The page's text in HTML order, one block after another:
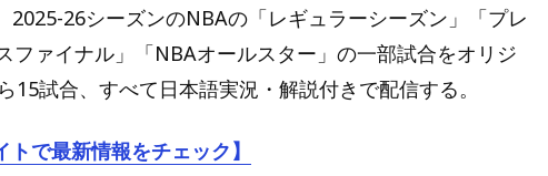
26シーズンのNBAの「レギュラーシーズン」「プレ
ファイナル」「NBAオールスター」の一部試合をオリジ
15試合、すべて日本語実況・解説付きで配信する。
で最新情報をチェック】